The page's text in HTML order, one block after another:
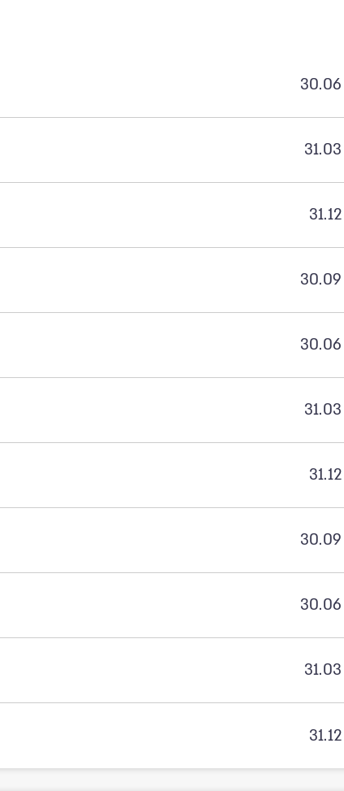
30.06
31.03
31.12
30.09
30.06
31.03
31.12
30.09
30.06
31.03
31.12